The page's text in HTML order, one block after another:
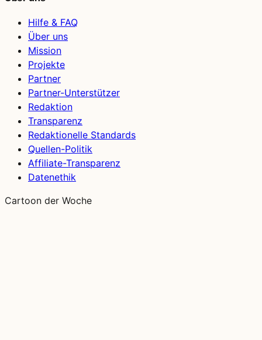
Hilfe & FAQ
Über uns
Mission
Projekte
Partner
Partner-Unterstützer
Redaktion
Transparenz
Redaktionelle Standards
Quellen-Politik
Affiliate-Transparenz
Datenethik
Cartoon der Woche